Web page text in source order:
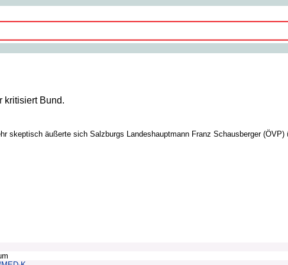
kritisiert Bund.
skeptisch äußerte sich Salzburgs Landeshauptmann Franz Schausberger